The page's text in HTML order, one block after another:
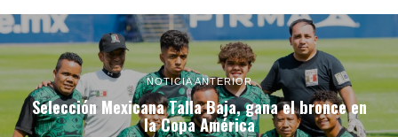
NOTICIA ANTERIOR
Selección Mexicana Talla Baja, gana el bronce en
la Copa América